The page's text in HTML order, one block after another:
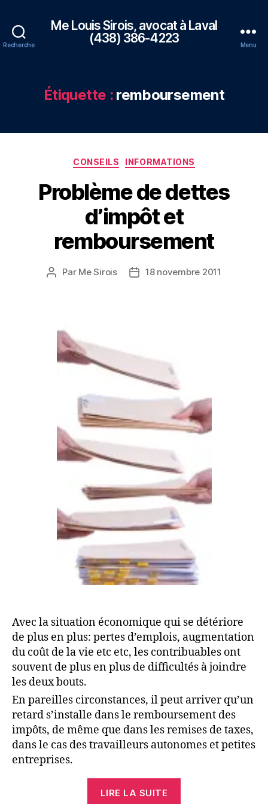
Recherche
Me Louis Sirois, avocat à Laval
(438) 386-4223
Menu
Étiquette : remboursement
Catégories
CONSEILS INFORMATIONS
Problème de dettes
d’impôt et
remboursement
Auteur
Par Me Sirois
Date18 novembre 2011
Avec la situation économique qui se détériore
de plus en plus: pertes d’emplois, augmentation
du coût de la vie etc etc, les contribuables ont
souvent de plus en plus de difficultés à joindre
les deux bouts.
En pareilles circonstances, il peut arriver qu’un
retard s’installe dans le remboursement des
impôts, de même que dans les remises de taxes,
dans le cas des travailleurs autonomes et petites
entreprises.
LIRE LA SUITE